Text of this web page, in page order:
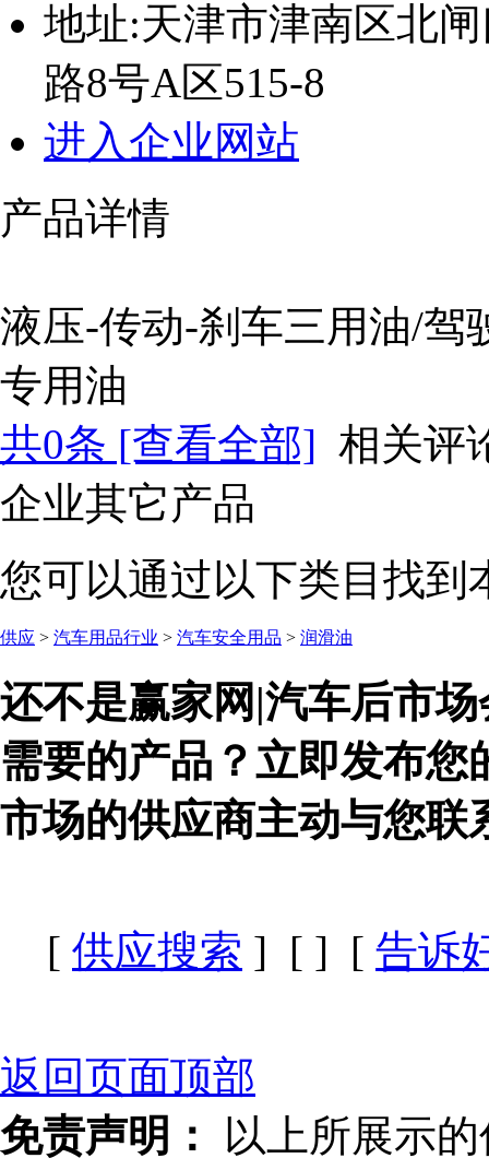
地址:天津市津南区北
路8号A区515-8
进入企业网站
产品详情
液压-传动-刹车三用油/驾
专用油
共0条 [查看全部] 相关评
企业其它产品
您可以通过以下类目找到
供应 > 汽车用品行业 > 汽车安全用品 > 润滑油
还不是赢家网|汽车后市场
需要的产品？立即发布您
市场的供应商主动与您联
[ 供应搜索 ] [ ] [ 告诉
返回页面顶部
免责声明：
以上所展示